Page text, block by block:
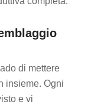
di mettere
insieme. Ogni
e vi